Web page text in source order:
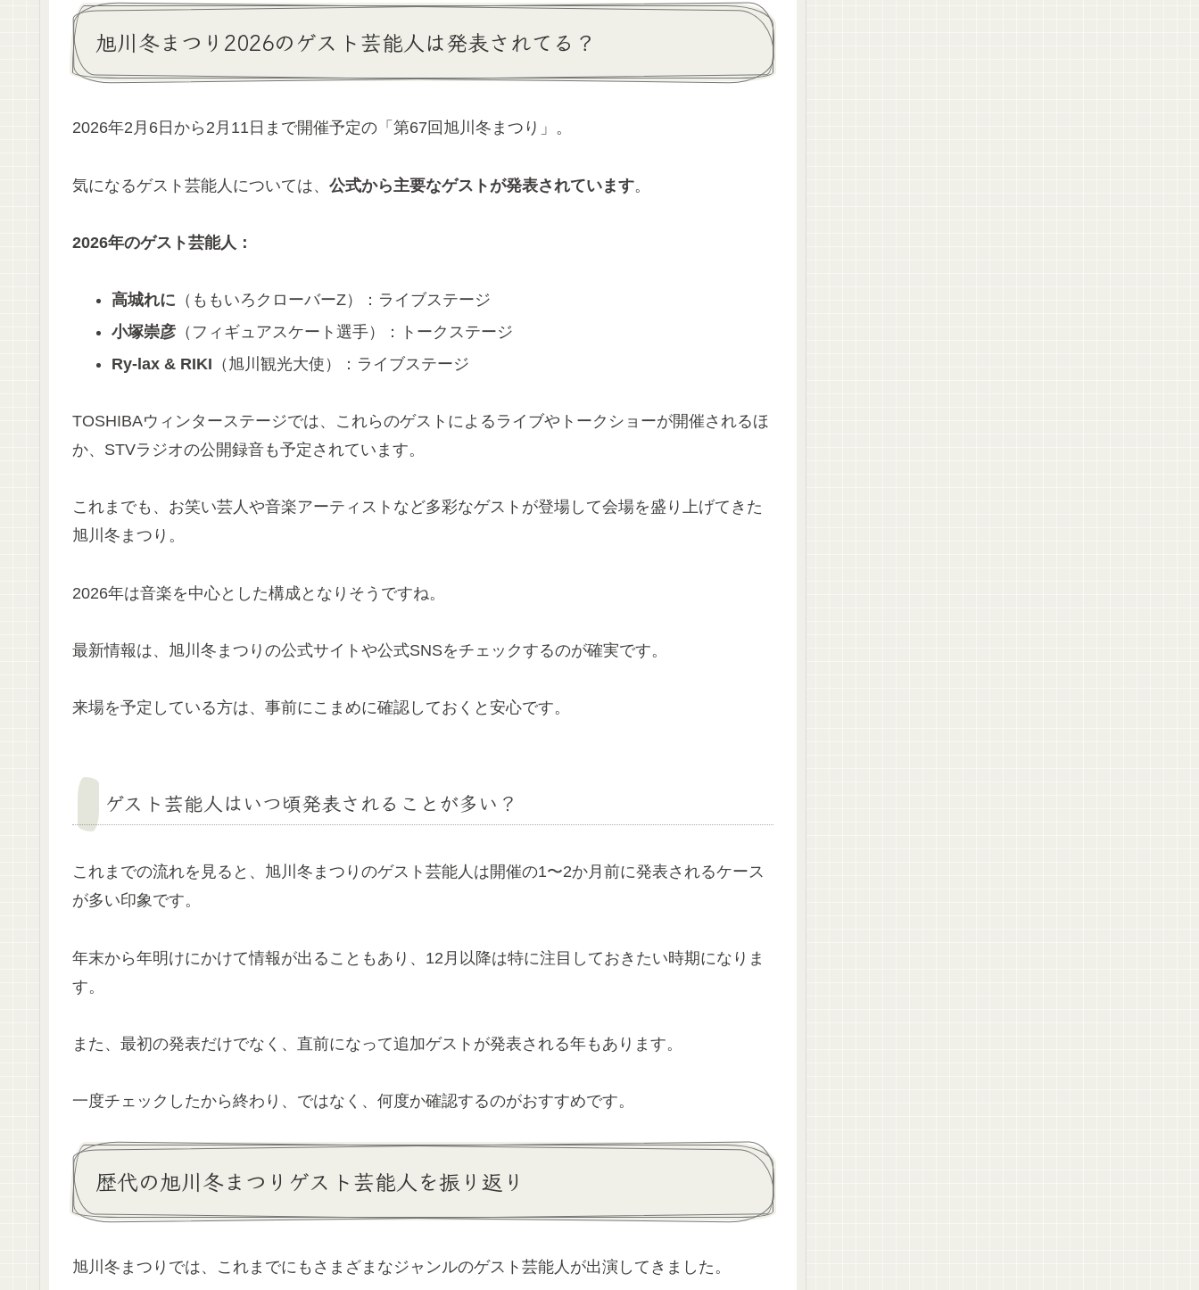
旭川冬まつり2026のゲスト芸能人は発表されてる？
2026年2月6日から2月11日まで開催予定の「第67回旭川冬まつり」。
気になるゲスト芸能人については、 公式から主要なゲストが発表されています。
2026年のゲスト芸能人：
高城れに （ももいろクローバーZ）：ライブステージ
小塚崇彦（フィギュアスケート選手）：トークステージ
Ry-lax & RIKI （旭川観光大使）：ライブステージ
TOSHIBAウィンターステージでは、これらのゲストによるライブやトークショーが開催されるほ
か、STVラジオの公開録音も予定されています。
これまでも、お笑い芸人や音楽アーティストなど多彩なゲストが登場して会場を盛り上げてきた
旭川冬まつり。
2026年は音楽を中心とした構成となりそうですね。
最新情報は、旭川冬まつりの公式サイトや公式SNSをチェックするのが確実です。
来場を予定している方は、事前にこまめに確認しておくと安心です。
ゲスト芸能人はいつ頃発表されることが多い？
これまでの流れを見ると、旭川冬まつりのゲスト芸能人は開催の1〜2か月前に発表されるケース
が多い印象です。
年末から年明けにかけて情報が出ることもあり、12月以降は特に注目しておきたい時期になりま
す。
また、最初の発表だけでなく、直前になって追加ゲストが発表される年もあります。
一度チェックしたから終わり、ではなく、何度か確認するのがおすすめです。
歴代の旭川冬まつりゲスト芸能人を振り返り
旭川冬まつりでは、これまでにもさまざまなジャンルのゲスト芸能人が出演してきました。